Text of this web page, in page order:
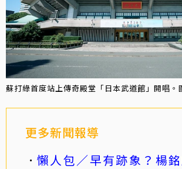
蘇打綠首度站上傳奇殿堂「日本武道館」開唱。
更多新聞報導
懶人包／早有跡象？楊